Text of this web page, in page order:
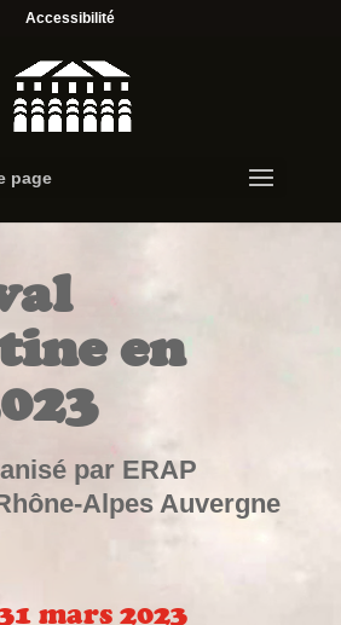
Accessibilité
page
en
par ERAP
Alpes Auvergne
mars 2023